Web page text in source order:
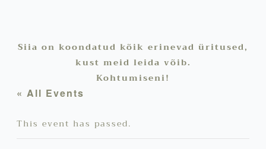
Siia on koondatud kõik erinevad üritused,
kust meid leida võib.
Kohtumiseni!
« All Events
This event has passed.